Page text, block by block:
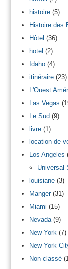
histoire(5)
Histoire des
Hôtel (36)
hotel (2)
Idaho(4)
itinéraire(23)
L'Ouest
Las Vegas
Le Sud(9)
livre(1)
location de
Los Angeles
Universal
louisiane(3)
Manger(31)
Miami (15)
Nevada(9)
New York (7)
New York
Non classé